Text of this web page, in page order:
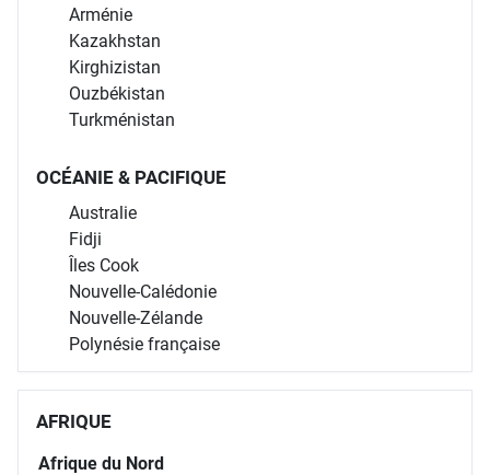
Arménie
Kazakhstan
Kirghizistan
Ouzbékistan
Turkménistan
OCÉANIE & PACIFIQUE
Australie
Fidji
Îles Cook
Nouvelle-Calédonie
Nouvelle-Zélande
Polynésie française
AFRIQUE
Afrique du Nord